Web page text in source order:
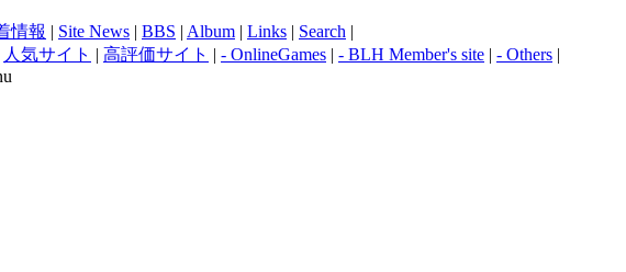
情報 | Site News | BBS | Album | Links | Search |
人気サイト | 高評価サイト | - OnlineGames | - BLH Member's site | - Others |